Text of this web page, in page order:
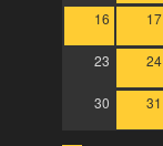
16 17
23 24
30 31